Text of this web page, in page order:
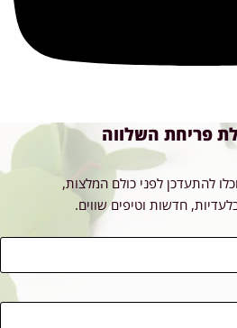
פריחת השלווה
להתעדכן לפני כולם המלצות,
חדשות וטיפים שווים.